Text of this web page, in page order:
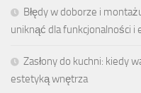
Błędy w doborze i
uniknąć dla funkcjonalności i
Zasłony do kuchni: kiedy
estetyką wnętrza